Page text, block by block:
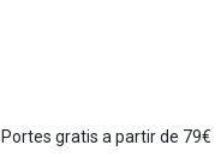
Portes gratis a partir de 79€